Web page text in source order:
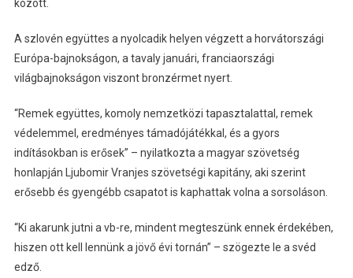
között.
A szlovén együttes a nyolcadik helyen végzett a horvátországi
Európa-bajnokságon, a tavaly januári, franciaországi
világbajnokságon viszont bronzérmet nyert.
“Remek együttes, komoly nemzetközi tapasztalattal, remek
védelemmel, eredményes támadójátékkal, és a gyors
indításokban is erősek” – nyilatkozta a magyar szövetség
honlapján Ljubomir Vranjes szövetségi kapitány, aki szerint
erősebb és gyengébb csapatot is kaphattak volna a sorsoláson.
“Ki akarunk jutni a vb-re, mindent megteszünk ennek érdekében,
hiszen ott kell lennünk a jövő évi tornán” – szögezte le a svéd
edző.